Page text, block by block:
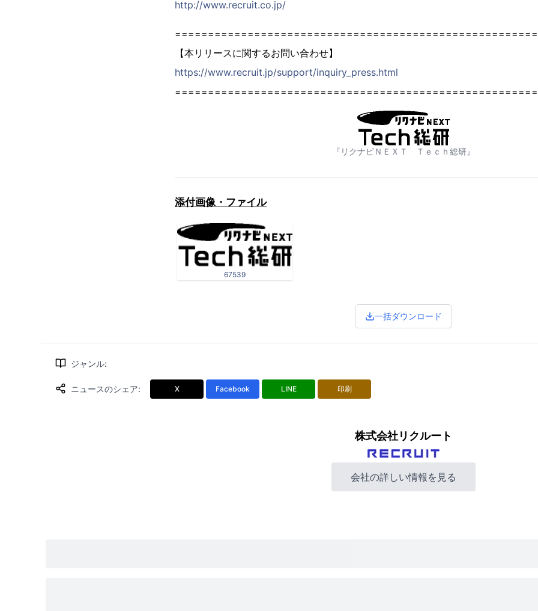
http://www.recruit.co.jp/
【本リリースに関するお問い合わせ】
https://www.recruit.jp/support/inquiry_press.html
『リクナビＮＥＸＴ Ｔｅｃｈ総研』
添付画像・ファイル
67539
一括ダウンロード
ジャンル:
ニュースのシェア: X Facebook LINE 印刷
株式会社リクルート
会社の詳しい情報を見る